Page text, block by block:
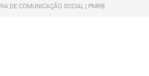
DE COMUNICAÇÃO SOCIAL | PMRB